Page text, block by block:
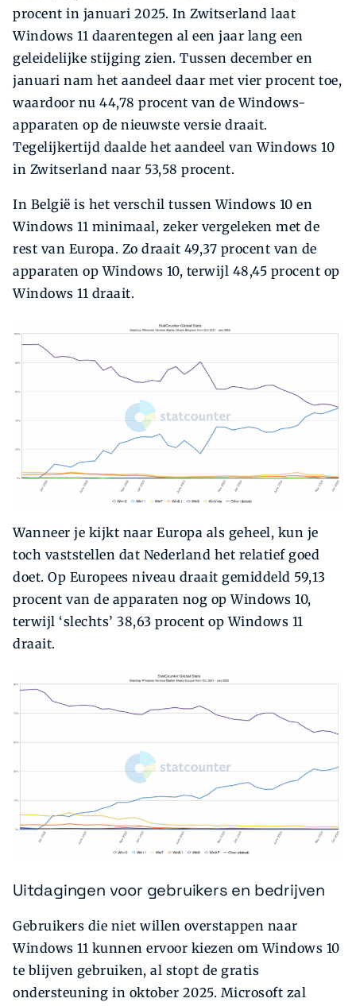
procent in januari 2025. In Zwitserland laat
Windows 11 daarentegen al een jaar lang een
geleidelijke stijging zien. Tussen december en
januari nam het aandeel daar met vier procent toe,
waardoor nu 44,78 procent van de Windows-
apparaten op de nieuwste versie draait.
Tegelijkertijd daalde het aandeel van Windows 10
in Zwitserland naar 53,58 procent.
In België is het verschil tussen Windows 10 en
Windows 11 minimaal, zeker vergeleken met de
rest van Europa. Zo draait 49,37 procent van de
apparaten op Windows 10, terwijl 48,45 procent op
Windows 11 draait.
Wanneer je kijkt naar Europa als geheel, kun je
toch vaststellen dat Nederland het relatief goed
doet. Op Europees niveau draait gemiddeld 59,13
procent van de apparaten nog op Windows 10,
terwijl ‘slechts’ 38,63 procent op Windows 11
draait.
Uitdagingen voor gebruikers en bedrijven
Gebruikers die niet willen overstappen naar
Windows 11 kunnen ervoor kiezen om Windows 10
te blijven gebruiken, al stopt de gratis
ondersteuning in oktober 2025. Microsoft zal